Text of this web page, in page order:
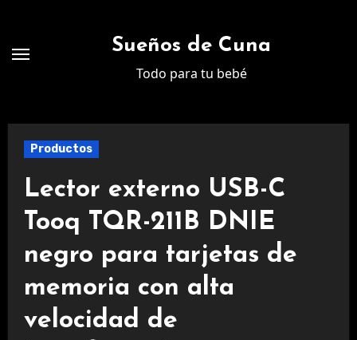
contenido
Sueños de Cuna
Todo para tu bebé
Productos
Lector externo USB-C
Tooq TQR-211B DNIE
negro para tarjetas de
memoria con alta
velocidad de